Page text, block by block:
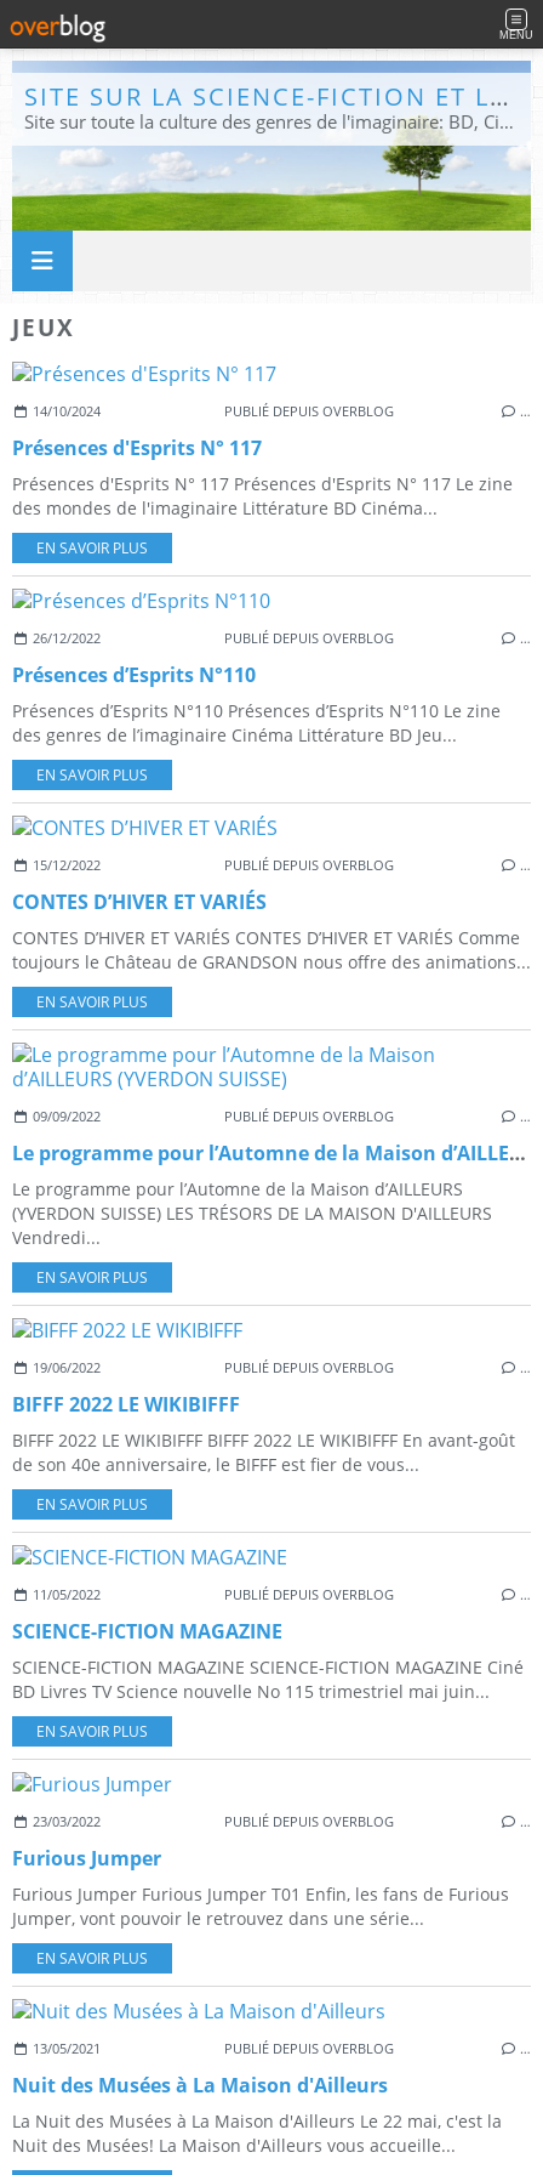
MENU
SITE SUR LA SCIENCE-FICTION ET LE FANTASTIQUE
Site sur toute la culture des genres de l'imaginaire: BD, Cinéma, Livre, Jeux, Théâtre. Présent dans les principaux festivals de film fantastique e de science-fiction, salons et conventions.
JEUX
14/10/2024 PUBLIÉ DEPUIS OVERBLOG …
Présences d'Esprits N° 117
Présences d'Esprits N° 117 Présences d'Esprits N° 117 Le zine
des mondes de l'imaginaire Littérature BD Cinéma...
EN SAVOIR PLUS
26/12/2022 PUBLIÉ DEPUIS OVERBLOG …
Présences d’Esprits N°110
Présences d’Esprits N°110 Présences d’Esprits N°110 Le zine
des genres de l’imaginaire Cinéma Littérature BD Jeu...
EN SAVOIR PLUS
15/12/2022 PUBLIÉ DEPUIS OVERBLOG …
CONTES D’HIVER ET VARIÉS
CONTES D’HIVER ET VARIÉS CONTES D’HIVER ET VARIÉS Comme
toujours le Château de GRANDSON nous offre des animations...
EN SAVOIR PLUS
09/09/2022 PUBLIÉ DEPUIS OVERBLOG …
Le programme pour l’Automne de la Maison d’AILLEURS (YVERDON SUISSE)
Le programme pour l’Automne de la Maison d’AILLEURS
(YVERDON SUISSE) LES TRÉSORS DE LA MAISON D'AILLEURS
Vendredi...
EN SAVOIR PLUS
19/06/2022 PUBLIÉ DEPUIS OVERBLOG …
BIFFF 2022 LE WIKIBIFFF
BIFFF 2022 LE WIKIBIFFF BIFFF 2022 LE WIKIBIFFF En avant-goût
de son 40e anniversaire, le BIFFF est fier de vous...
EN SAVOIR PLUS
11/05/2022 PUBLIÉ DEPUIS OVERBLOG …
SCIENCE-FICTION MAGAZINE
SCIENCE-FICTION MAGAZINE SCIENCE-FICTION MAGAZINE Ciné
BD Livres TV Science nouvelle No 115 trimestriel mai juin...
EN SAVOIR PLUS
23/03/2022 PUBLIÉ DEPUIS OVERBLOG …
Furious Jumper
Furious Jumper Furious Jumper T01 Enfin, les fans de Furious
Jumper, vont pouvoir le retrouvez dans une série...
EN SAVOIR PLUS
13/05/2021 PUBLIÉ DEPUIS OVERBLOG …
Nuit des Musées à La Maison d'Ailleurs
La Nuit des Musées à La Maison d'Ailleurs Le 22 mai, c'est la
Nuit des Musées! La Maison d'Ailleurs vous accueille...